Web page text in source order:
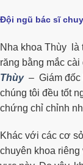
Đội ngũ bác sĩ
Nha khoa Thùy là
răng bằng mắc
Thùy – Giám đốc
chúng tôi đều tốt
chứng chỉ chỉnh
Khác với các cơ
chuyên khoa riêng